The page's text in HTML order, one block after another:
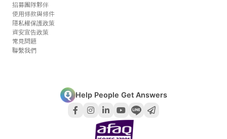
招募團隊夥伴
使用條款與條件
隱私權保護政策
資安宣告政策
常見問題
聯繫我們
Help People Get Answers